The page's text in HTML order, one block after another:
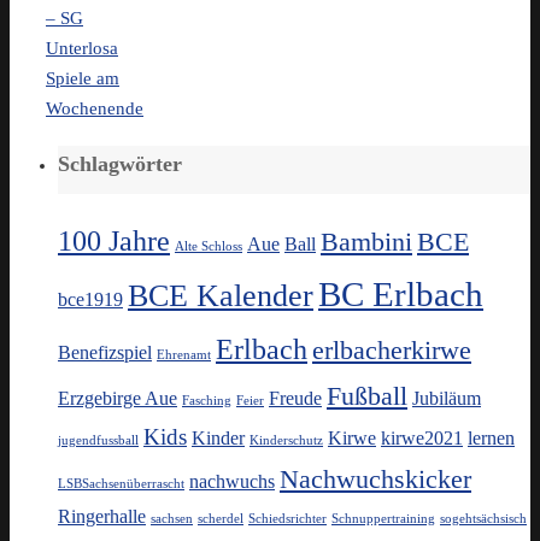
– SG
Unterlosa
Spiele am
Wochenende
Schlagwörter
100 Jahre Alte Schloss Aue Ball BambiniBCE
bce1919 BCE KalenderBC Erlbach
Benefizspiel Ehrenamt Erlbach erlbacherkirwe
Erzgebirge Aue Fasching Feier Freude Fußball Jubiläum
jugendfussball Kids Kinder Kinderschutz Kirwe kirwe2021 lernen
LSBSachsenüberrascht nachwuchs Nachwuchskicker
Ringerhalle sachsen scherdel Schiedsrichter Schnuppertraining sogehtsächsisch